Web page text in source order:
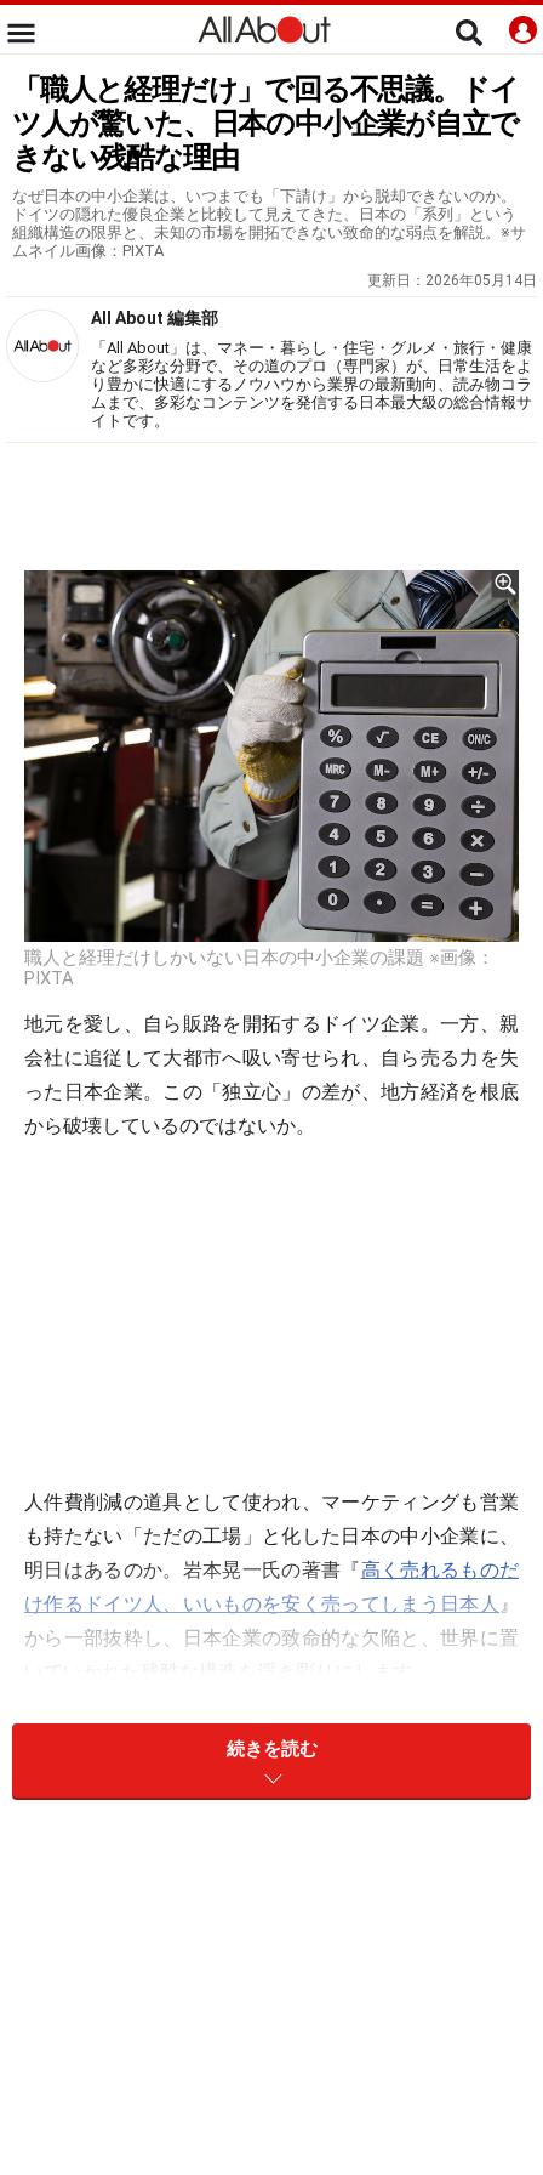
「職人と経理だけ」で回る不思議。ドイ
ツ人が驚いた、日本の中小企業が自立で
きない残酷な理由
なぜ日本の中小企業は、いつまでも「下請け」から脱却できないのか。
ドイツの隠れた優良企業と比較して見えてきた、日本の「系列」という
組織構造の限界と、未知の市場を開拓できない致命的な弱点を解説。※サ
ムネイル画像：PIXTA
更新日： 2026年05月14日
All About 編集部
「All About」は、マネー・暮らし・住宅・グルメ・旅行・健康
など多彩な分野で、その道のプロ（専門家）が、日常生活をよ
り豊かに快適にするノウハウから業界の最新動向、読み物コラ
ムまで、多彩なコンテンツを発信する日本最大級の総合情報サ
イトです。
職人と経理だけしかいない日本の中小企業の課題 ※画像：
PIXTA
地元を愛し、自ら販路を開拓するドイツ企業。一方、親
会社に追従して大都市へ吸い寄せられ、自ら売る力を失
った日本企業。この「独立心」の差が、地方経済を根底
から破壊しているのではないか。
人件費削減の道具として使われ、マーケティングも営業
も持たない「ただの工場」と化した日本の中小企業に、
明日はあるのか。岩本晃一氏の著書『高く売れるものだ
け作るドイツ人、いいものを安く売ってしまう日本人 』
から一部抜粋し、日本企業の致命的な欠陥と、世界に置
いていかれた残酷な構造を浮き彫りにします。
ドイツの企業が移転しない理由
続きを読む